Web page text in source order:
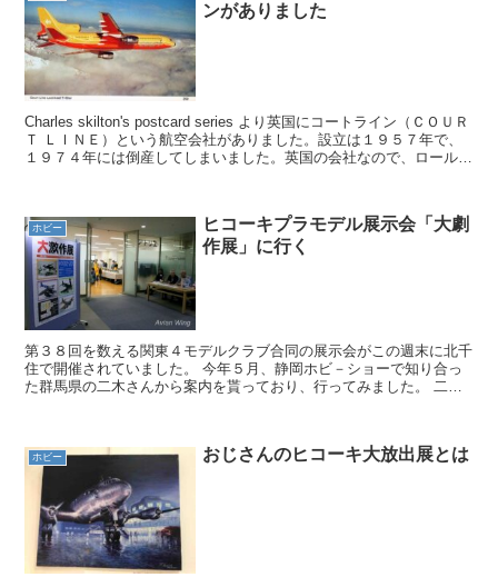
ンがありました
Charles skilton's postcard series より英国にコートライン（ＣＯＵＲ
Ｔ ＬＩＮＥ）という航空会社がありました。設立は１９５７年で、
１９７４年には倒産してしまいました。英国の会社なので、ロールス
ホビー
ヒコーキプラモデル展示会「大劇
作展」に行く
第３８回を数える関東４モデルクラブ合同の展示会がこの週末に北千
住で開催されていました。 今年５月、静岡ホビ－ショーで知り合っ
た群馬県の二木さんから案内を貰っており、行ってみました。 二木
ホビー おじさんのヒコーキ大放出展とは